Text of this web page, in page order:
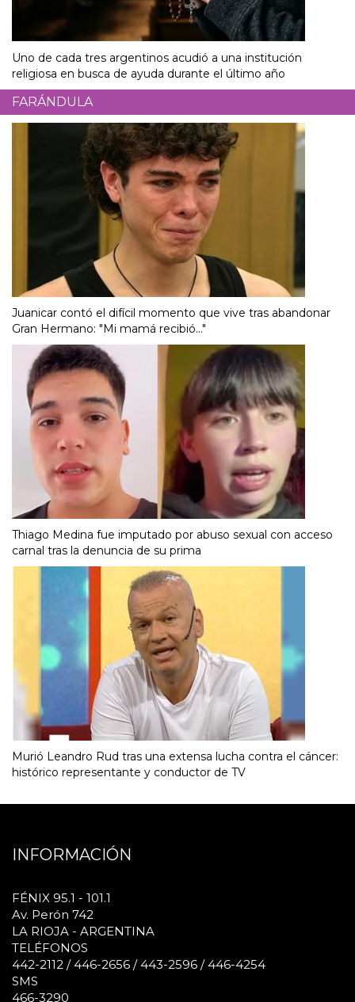
Uno de cada tres argentinos acudió a una institución
religiosa en busca de ayuda durante el último año
FARÁNDULA
Juanicar contó el difícil momento que vive tras abandonar
Gran Hermano: "Mi mamá recibió..."
Thiago Medina fue imputado por abuso sexual con acceso
carnal tras la denuncia de su prima
Murió Leandro Rud tras una extensa lucha contra el cáncer:
histórico representante y conductor de TV
INFORMACIÓN
FÉNIX 95.1 - 101.1
Av. Perón 742
LA RIOJA - ARGENTINA
TELÉFONOS
442-2112 / 446-2656 / 443-2596 / 446-4254
SMS
466-3290